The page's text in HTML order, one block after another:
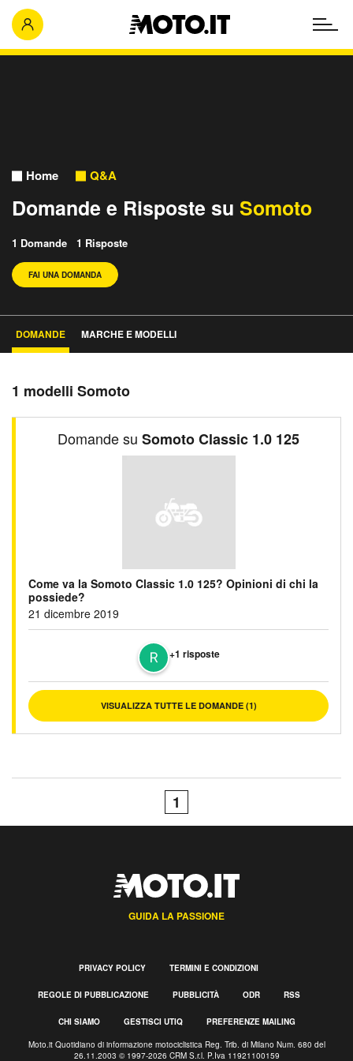
Home Q&A
Domande e Risposte su Somoto
1 Domande 1 Risposte
FAI UNA DOMANDA
DOMANDE MARCHE E MODELLI
1 modelli Somoto
Domande su Somoto Classic 1.0 125
Come va la Somoto Classic 1.0 125? Opinioni di chi la
possiede?
21 dicembre 2019
+1 risposte
VISUALIZZA TUTTE LE DOMANDE (1)
1
GUIDA LA PASSIONE
PRIVACY POLICY TERMINI E CONDIZIONI
REGOLE DI PUBBLICAZIONE PUBBLICITÀ ODR RSS
CHI SIAMO GESTISCI UTIQ PREFERENZE MAILING
Moto.it Quotidiano di informazione motociclistica Reg. Trib. di Milano Num. 680 del
26.11.2003 © 1997-2026 CRM S.r.l. P.Iva 11921100159